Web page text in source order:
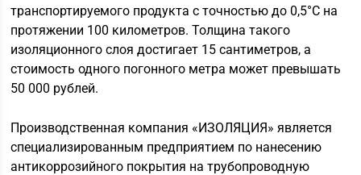
транспортируемого продукта с точностью до 0,5°C на
протяжении 100 километров. Толщина такого
изоляционного слоя достигает 15 сантиметров, а
стоимость одного погонного метра может превышать
50 000 рублей.
Производственная компания «ИЗОЛЯЦИЯ» является
специализированным предприятием по нанесению
антикоррозийного покрытия на трубопроводную